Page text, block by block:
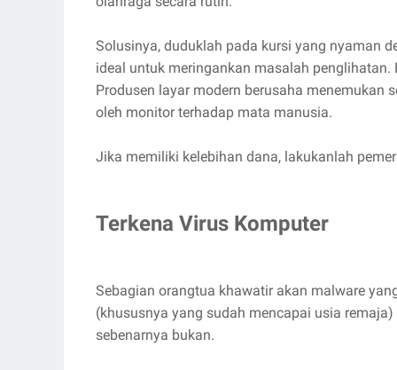
Solusinya, duduklah pada kursi yang nyaman
ideal untuk meringankan masalah
Produsen layar modern berusaha
oleh monitor terhadap mata manusia.
Jika memiliki kelebihan dana, lakukanlah
Terkena Virus Komputer
Sebagian orangtua khawatir akan malware
(khususnya yang sudah mencapai usia
sebenarnya bukan.